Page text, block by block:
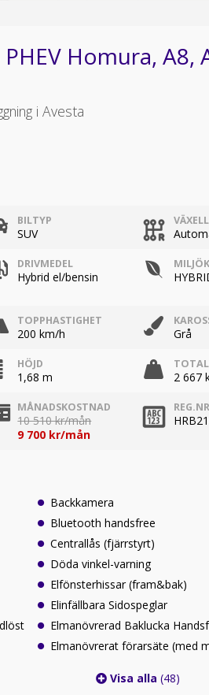
Homura, A8,
i Avesta
BILTYP
SUV
DRIVMEDEL
Hybrid el/bensin
TOPPHASTIGHET
200 km/h Grå
HÖJD
1,68 m 2 667
MÅNADSKOSTNAD
10 510 kr/mån
9 700 kr/mån
REG.NR
Backkamera
Bluetooth handsfree
Centrallås (fjärrstyrt)
Döda vinkel-varning
Elfönsterhissar (fram&bak)
Elinfällbara Sidospeglar
Elmanövrerad Baklucka
Elmanövrerat förarsäte (med
Visa alla(48)